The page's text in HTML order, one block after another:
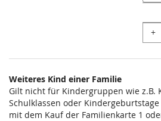
+
Weiteres Kind einer Familie
Gilt nicht für Kindergruppen wie z.B.
Schulklassen oder
mit dem Kauf der Familienkarte 1